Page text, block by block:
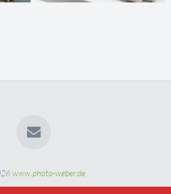
www.photo-weber.de